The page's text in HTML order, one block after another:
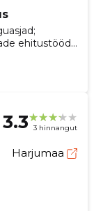
ehitustööd,
ja
ja
3.3 3 hinnangut
Harjumaa